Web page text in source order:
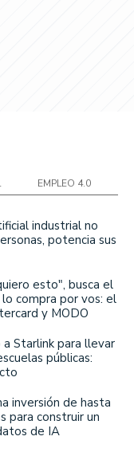
EMPLEO 4.0
industrial no
potencia sus
esto", busca el
compra por vos: el
y MODO
Starlink para llevar
públicas:
inversión de hasta
para construir un
de IA